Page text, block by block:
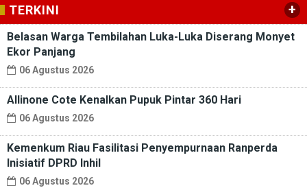
TERKINI +
Belasan Warga Tembilahan Luka-Luka Diserang Monyet
Ekor Panjang
06 Agustus 2026
Allinone Cote Kenalkan Pupuk Pintar 360 Hari
06 Agustus 2026
Kemenkum Riau Fasilitasi Penyempurnaan Ranperda
Inisiatif DPRD Inhil
06 Agustus 2026